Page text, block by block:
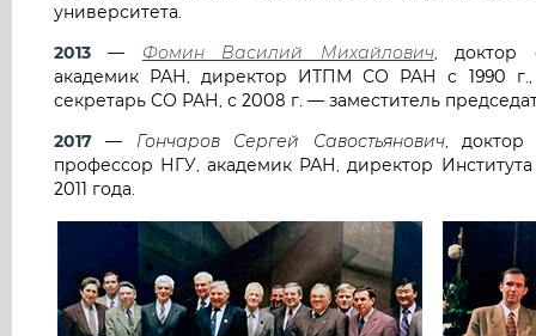
университета.
2013 — Фомин Василий Михайлович, доктор
академик РАН, директор ИТПМ СО РАН с 1990
секретарь СО РАН, с 2008 г. — заместитель
2017 — Гончаров Сергей Савостьянович, доктор
профессор НГУ, академик РАН, директор
2011 года.